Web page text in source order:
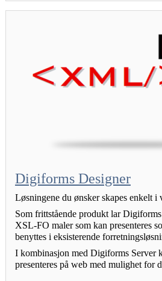
Digiforms Designer
Løsningene du ønsker skapes enkelt i
Som frittstående produkt lar
XSL-FO maler som kan presenteres
benyttes i eksisterende
I kombinasjon med Digiforms Server
presenteres på web med mulighet for